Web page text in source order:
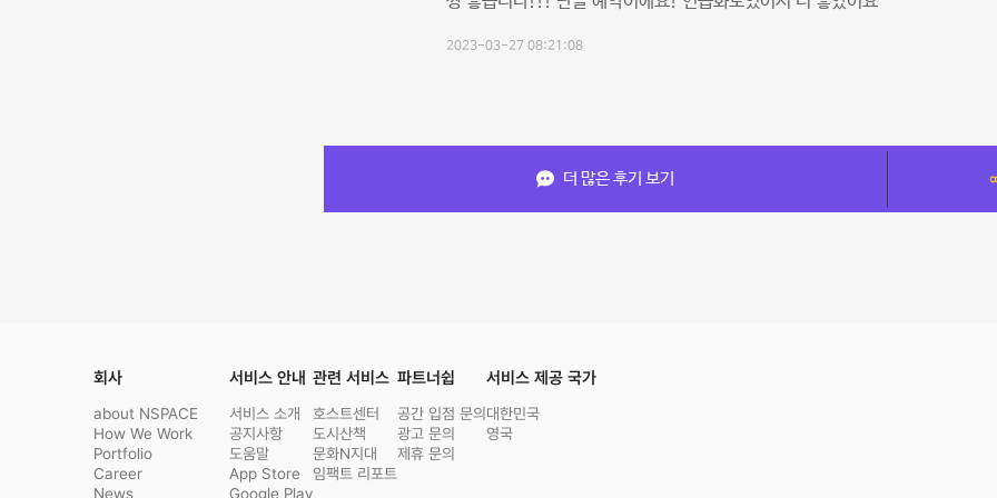
2023-03-27 08:21:08
더 많은 후기 보기
회사
about NSPACE
How We Work
Portfolio
Career
News
서비스 안내
서비스 소개
공지사항
도움말
App Store
Google Play
관련 서비스
호스트센터
도시산책
문화N지대
임팩트 리포트
파트너쉽
공간 입점 문의
광고 문의
제휴 문의
서비스 제공 국가
대한민국
영국